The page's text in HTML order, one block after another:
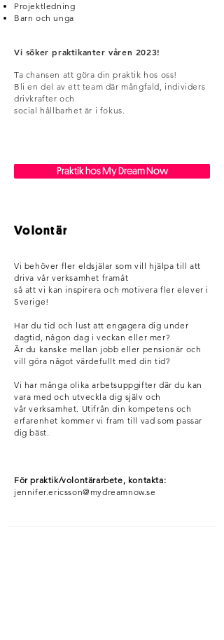
Projektledning
Barn och unga
Vi söker praktikanter våren 2023!
Ta chansen att göra din praktik hos oss!
Bli en del av ett team där mångfald, individers
drivkrafter och
social hållbarhet är i fokus.
Volontär
Vi behöver fler eldsjälar som vill hjälpa till att
driva vår verksamhet framåt
så att vi kan inspirera och motivera fler elever i
Sverige!
Har du tid och lust att engagera dig under
dagtid, någon dag i veckan eller mer?
Är du kanske mellan jobb eller pensionär och
vill göra något värdefullt med din tid?
Vi har många olika arbetsuppgifter där du kan
vara med och utveckla dig själv och
vår verksamhet. Utifrån din kompetens och
erfarenhet kommer vi fram till vad som passar
dig bäst.
För praktik/volontärarbete, kontakta:
jennifer.ericsson@mydreamnow.se
Praktik hos My Dream Now